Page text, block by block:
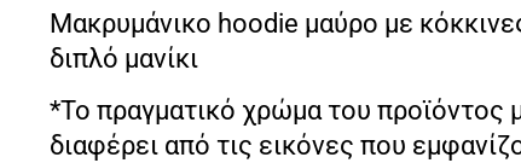
Μακρυμάνικο hoodie μαύρο με
διπλό μανίκι
*Το πραγματικό χρώμα του προϊόντος
διαφέρει από τις εικόνες που